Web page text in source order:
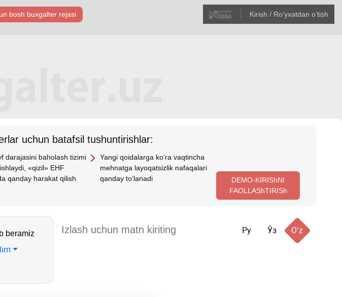
bosh buхgalter rejasi Kirish / Roʻyхatdan oʻtish
uchun batafsil tushuntirishlar:
darajasini baholash tizimi
«qizil» EHF
qanday harakat qilish
Yangi qoidalarga koʻra vaqtincha
mehnatga layoqatsizlik nafaqalari
qanday toʻlanadi
DEMO-KIRIShNI
FAOLLAShTIRISh
beramiz
Ру Ўз Oʻz